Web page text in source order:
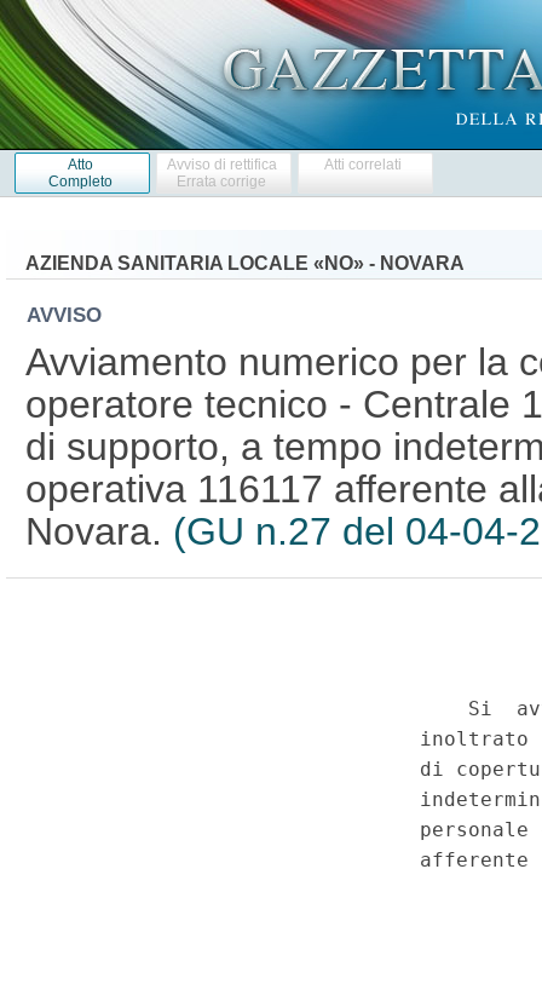
Atto
Completo
Avviso di rettifica
Errata corrige
Atti correlati
AZIENDA SANITARIA LOCALE «NO» - NOVARA
AVVISO
Avviamento numerico per la
operatore tecnico - Centrale
di supporto, a tempo
operativa 116117 afferente
Novara. (GU n.27 del 04-04-